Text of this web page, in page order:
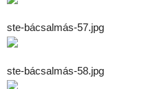
ste-bácsalmás-57.jpg
ste-bácsalmás-58.jpg